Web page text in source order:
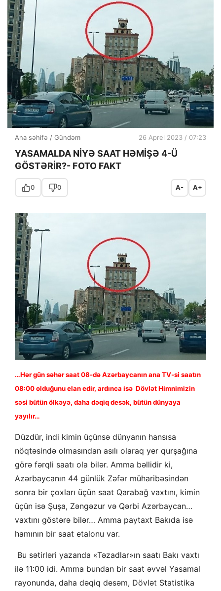
Ana səhifə / Gündəm 26 Aprel 2023 / 07:23
YASAMALDA NİYƏ SAAT HƏMİŞƏ 4-Ü
GÖSTƏRİR?- FOTO FAKT
0 0 A- A+
…Hər gün səhər saat 08-də Azərbaycanın ana TV-si saatın
08:00 olduğunu elan edir, ardınca isə Dövlət Himnimizin
səsi bütün ölkəyə, daha dəqiq desək, bütün dünyaya
yayılır…
Düzdür, indi kimin üçünsə dünyanın hansısa
nöqtəsində olmasından asılı olaraq yer qurşağına
görə fərqli saatı ola bilər. Amma bəllidir ki,
Azərbaycanın 44 günlük Zəfər müharibəsindən
sonra bir çoxları üçün saat Qarabağ vaxtını, kimin
üçün isə Şuşa, Zəngəzur və Qərbi Azərbaycan…
vaxtını göstərə bilər… Amma paytaxt Bakıda isə
hamının bir saat etalonu var.
Bu sətirləri yazanda «Təzadlar»ın saatı Bakı vaxtı
ilə 11:00 idi. Amma bundan bir saat əvvəl Yasamal
rayonunda, daha dəqiq desəm, Dövlət Statistika